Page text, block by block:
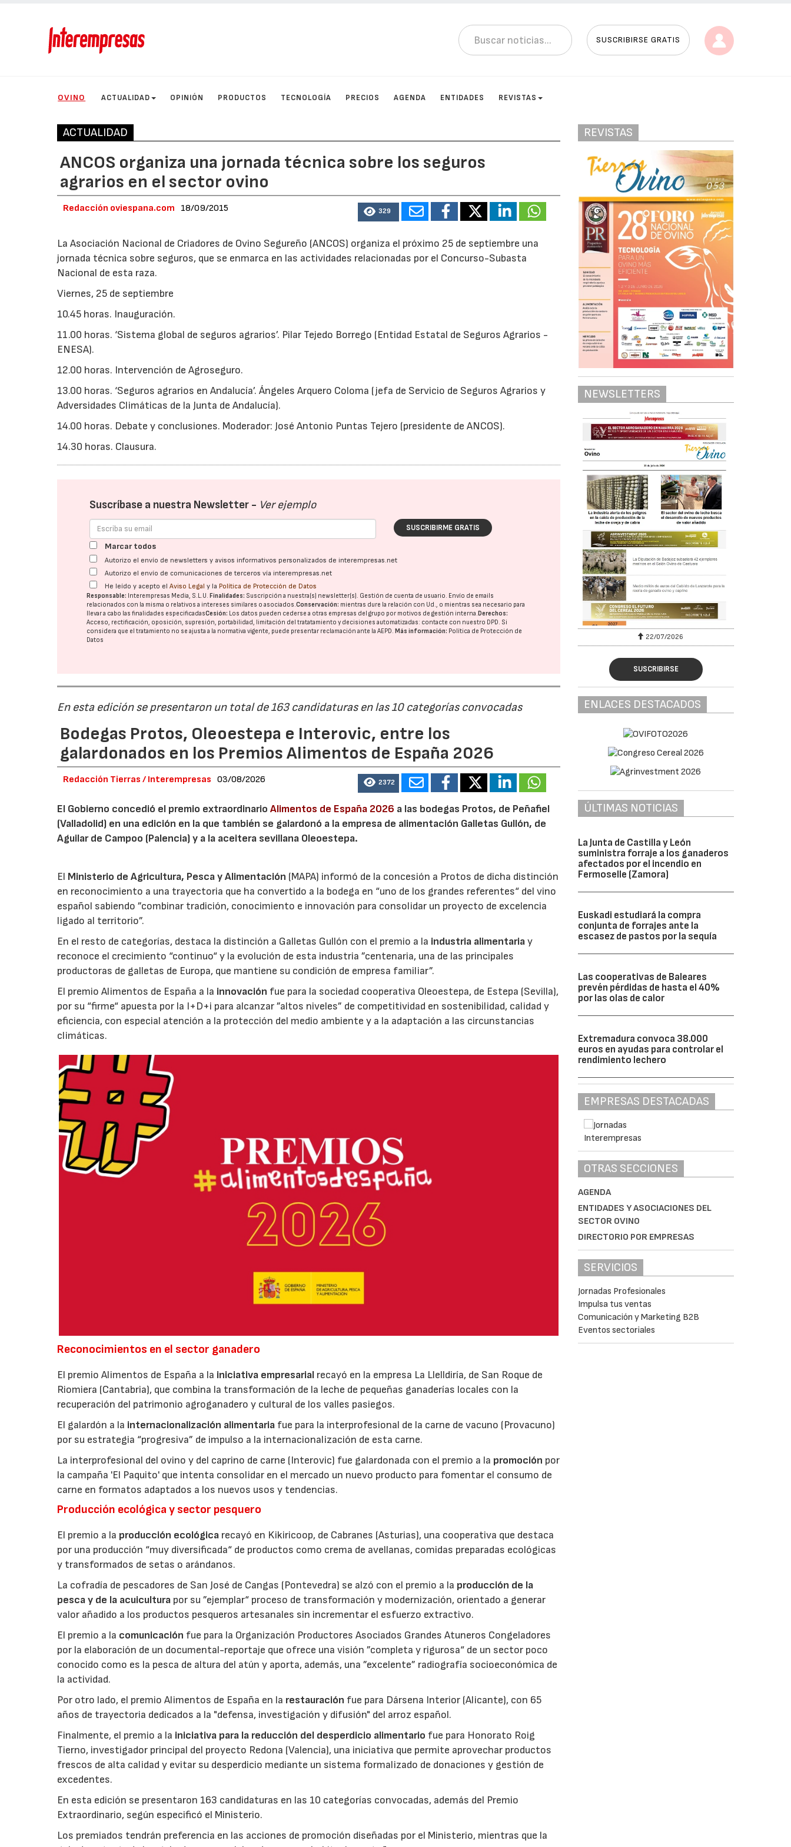
SUSCRIBIRSE GRATIS
OVINO ACTUALIDAD OPINIÓN PRODUCTOS TECNOLOGÍA PRECIOS AGENDA ENTIDADES REVISTAS
ACTUALIDAD
ANCOS organiza una jornada técnica sobre los seguros
agrarios en el sector ovino
Redacción oviespana.com 18/09/2015 329
La Asociación Nacional de Criadores de Ovino Segureño (ANCOS) organiza el próximo 25 de septiembre una
jornada técnica sobre seguros, que se enmarca en las actividades relacionadas por el Concurso-Subasta
Nacional de esta raza.
Viernes, 25 de septiembre
10.45 horas. Inauguración.
11.00 horas. ‘Sistema global de seguros agrarios’. Pilar Tejedo Borrego (Entidad Estatal de Seguros Agrarios -
ENESA).
12.00 horas. Intervención de Agroseguro.
13.00 horas. ‘Seguros agrarios en Andalucía’. Ángeles Arquero Coloma (jefa de Servicio de Seguros Agrarios y
Adversidades Climáticas de la Junta de Andalucía).
14.00 horas. Debate y conclusiones. Moderador: José Antonio Puntas Tejero (presidente de ANCOS).
14.30 horas. Clausura.
Suscríbase a nuestra Newsletter - Ver ejemplo
SUSCRIBIRME GRATIS
Marcar todos
Autorizo el envío de newsletters y avisos informativos personalizados de interempresas.net
Autorizo el envío de comunicaciones de terceros vía interempresas.net
He leído y acepto elAviso Legal y la Política de Protección de Datos
Responsable: Interempresas Media, S.L.U.Finalidades: Suscripción a nuestra(s) newsletter(s). Gestión de cuenta de usuario. Envío de emails
relacionados con la misma o relativos a intereses similares o asociados.Conservación: mientras dure la relación con Ud., o mientras sea necesario para
llevar a cabo las finalidades especificadasCesión: Los datos pueden cederse a otras empresas del grupo por motivos de gestión interna.Derechos:
Acceso, rectificación, oposición, supresión, portabilidad, limitación del tratatamiento y decisiones automatizadas: contacte con nuestro DPD. Si
considera que el tratamiento no se ajusta a la normativa vigente, puede presentar reclamación ante laAEPD.Más información: Política de Protección de
Datos
En esta edición se presentaron un total de 163 candidaturas en las 10 categorías convocadas
Bodegas Protos, Oleoestepa e Interovic, entre los
galardonados en los Premios Alimentos de España 2026
Redacción Tierras / Interempresas 03/08/2026 2372
El Gobierno concedió el premio extraordinarioAlimentos de España 2026 a las bodegas Protos, de Peñafiel
(Valladolid) en una edición en la que también se galardonó a la empresa de alimentación Galletas Gullón, de
Aguilar de Campoo (Palencia) y a la aceitera sevillana Oleoestepa.
El Ministerio de Agricultura, Pesca y Alimentación (MAPA) informó de la concesión a Protos de dicha distinción
en reconocimiento a una trayectoria que ha convertido a la bodega en “uno de los grandes referentes“ del vino
español sabiendo ”combinar tradición, conocimiento e innovación para consolidar un proyecto de excelencia
ligado al territorio”.
En el resto de categorías, destaca la distinción a Galletas Gullón con el premio a la industria alimentariay
reconoce el crecimiento “continuo“ y la evolución de esta industria ”centenaria, una de las principales
productoras de galletas de Europa, que mantiene su condición de empresa familiar”.
El premio Alimentos de España a la innovación fue para la sociedad cooperativa Oleoestepa, de Estepa (Sevilla),
por su “firme“ apuesta por la I+D+i para alcanzar ”altos niveles” de competitividad en sostenibilidad, calidad y
eficiencia, con especial atención a la protección del medio ambiente y a la adaptación a las circunstancias
climáticas.
Reconocimientos en el sector ganadero
El premio Alimentos de España a la iniciativa empresarial recayó en la empresa La Llelldiría, de San Roque de
Riomiera (Cantabria), que combina la transformación de la leche de pequeñas ganaderías locales con la
recuperación del patrimonio agroganadero y cultural de los valles pasiegos.
El galardón a la internacionalización alimentaria fue para la interprofesional de la carne de vacuno (Provacuno)
por su estrategia “progresiva” de impulso a la internacionalización de esta carne.
La interprofesional del ovino y del caprino de carne (Interovic) fue galardonada con el premio a la promoción por
la campaña 'El Paquito' que intenta consolidar en el mercado un nuevo producto para fomentar el consumo de
carne en formatos adaptados a los nuevos usos y tendencias.
Producción ecológica y sector pesquero
El premio a la producción ecológica recayó en Kikiricoop, de Cabranes (Asturias), una cooperativa que destaca
por una producción “muy diversificada“ de productos como crema de avellanas, comidas preparadas ecológicas
y transformados de setas o arándanos.
La cofradía de pescadores de San José de Cangas (Pontevedra) se alzó con el premio a la producción de la
pesca y de la acuicultura por su ”ejemplar“ proceso de transformación y modernización, orientado a generar
valor añadido a los productos pesqueros artesanales sin incrementar el esfuerzo extractivo.
El premio a la comunicación fue para la Organización Productores Asociados Grandes Atuneros Congeladores
por la elaboración de un documental-reportaje que ofrece una visión ”completa y rigurosa“ de un sector poco
conocido como es la pesca de altura del atún y aporta, además, una ”excelente” radiografía socioeconómica de
la actividad.
Por otro lado, el premio Alimentos de España en la restauración fue para Dársena Interior (Alicante), con 65
años de trayectoria dedicados a la "defensa, investigación y difusión" del arroz español.
Finalmente, el premio a la iniciativa para la reducción del desperdicio alimentario fue para Honorato Roig
Tierno, investigador principal del proyecto Redona (Valencia), una iniciativa que permite aprovechar productos
frescos de alta calidad y evitar su desperdicio mediante un sistema formalizado de donaciones y gestión de
excedentes.
En esta edición se presentaron 163 candidaturas en las 10 categorías convocadas, además del Premio
Extraordinario, según especificó el Ministerio.
Los premiados tendrán preferencia en las acciones de promoción diseñadas por el Ministerio, mientras que la
REVISTAS
NEWSLETTERS
22/07/2026
SUSCRIBIRSE
ENLACES DESTACADOS
ÚLTIMAS NOTICIAS
La Junta de Castilla y León
suministra forraje a los ganaderos
afectados por el incendio en
Fermoselle (Zamora)
Euskadi estudiará la compra
conjunta de forrajes ante la
escasez de pastos por la sequía
Las cooperativas de Baleares
prevén pérdidas de hasta el 40%
por las olas de calor
Extremadura convoca 38.000
euros en ayudas para controlar el
rendimiento lechero
EMPRESAS DESTACADAS
OTRAS SECCIONES
AGENDA
ENTIDADES Y ASOCIACIONES DEL
SECTOR OVINO
DIRECTORIO POR EMPRESAS
SERVICIOS
Jornadas Profesionales
Impulsa tus ventas
Comunicación y Marketing B2B
Eventos sectoriales